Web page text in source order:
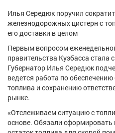
Работа
Афиша Обучение
Илья Середюк поручил
железнодорожных цистерн с
его доставки в целом
Первым вопросом
правительства Кузбасса стала
Губернатор Илья Середюк
ведется работа по
топлива и сохранению
рынке.
«Отслеживаем ситуацию с
основе. Обязали